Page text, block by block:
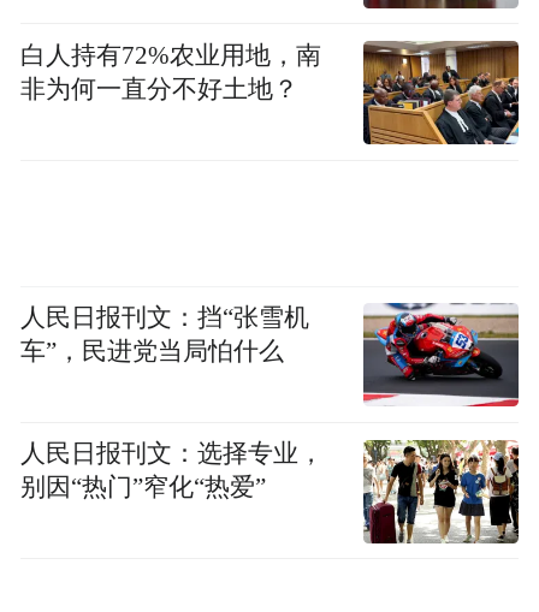
白人持有72%农业用地，南
非为何一直分不好土地？
人民日报刊文：挡“张雪机
车”，民进党当局怕什么
人民日报刊文：选择专业，
别因“热门”窄化“热爱”